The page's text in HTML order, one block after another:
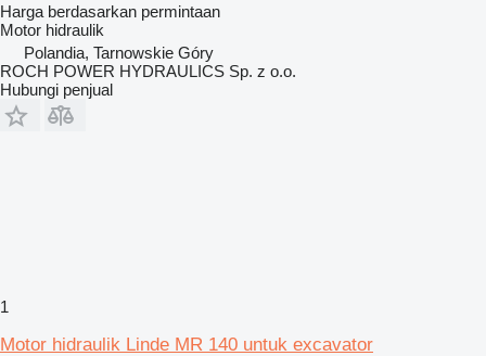
Harga berdasarkan permintaan
Motor hidraulik
Polandia, Tarnowskie Góry
ROCH POWER HYDRAULICS Sp. z o.o.
Hubungi penjual
1
Motor hidraulik Linde MR 140 untuk excavator